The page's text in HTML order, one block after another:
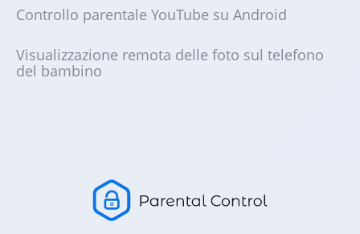
Controllo parentale YouTube su Android
Visualizzazione remota delle foto sul telefono
del bambino